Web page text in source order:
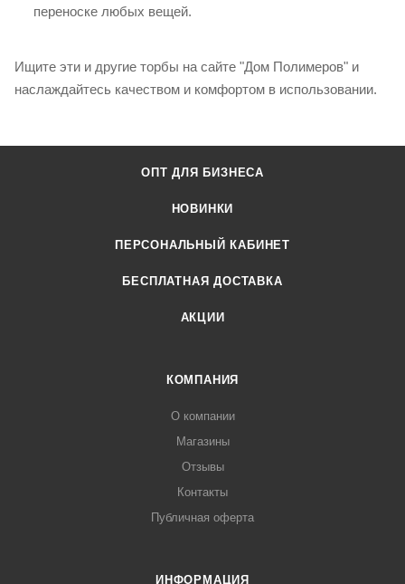
переноске любых вещей.
Ищите эти и другие торбы на сайте "Дом Полимеров" и
наслаждайтесь качеством и комфортом в использовании.
ОПТ ДЛЯ БИЗНЕСА
НОВИНКИ
ПЕРСОНАЛЬНЫЙ КАБИНЕТ
БЕСПЛАТНАЯ ДОСТАВКА
АКЦИИ
КОМПАНИЯ
О компании
Магазины
Отзывы
Контакты
Публичная оферта
ИНФОРМАЦИЯ